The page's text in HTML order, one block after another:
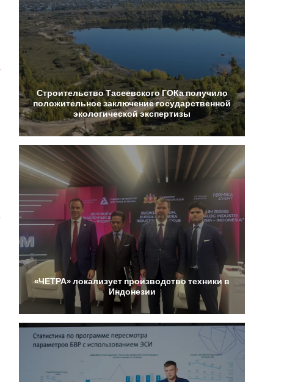
СтроительствоТасеевскогоГОКаполучило
положительноезаключениегосударственной
экологическойэкспертизы
«ЧЕТРА»локализует производство техникив
Индонезии